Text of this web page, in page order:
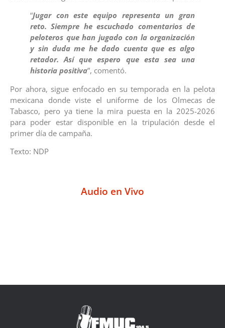
“Jugar con este equipo representa un gran
reto. Siempre he escuchado comentarios de
peloteros que han jugado con la organización
y sin duda me he dado cuenta que es algo
retador. Así que espero que esta sea una
historia positiva”, comentó.
Por ahora, sigue enfocado en su temporada en la pelota
mexicana donde viste el uniforme de los Olmecas de
Tabasco, pero ya tiene la mira puesta en la 2025-2026
para poder estar disponible en la tripulación desde el
primer día de campaña.
Texto: NDP
Audio en Vivo